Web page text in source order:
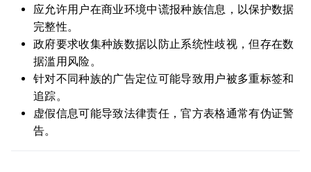
应允许用户在商业环境中谎报种族信息，以保护数据
完整性。
政府要求收集种族数据以防止系统性歧视，但存在数
据滥用风险。
针对不同种族的广告定位可能导致用户被多重标签和
追踪。
虚假信息可能导致法律责任，官方表格通常有伪证警
告。